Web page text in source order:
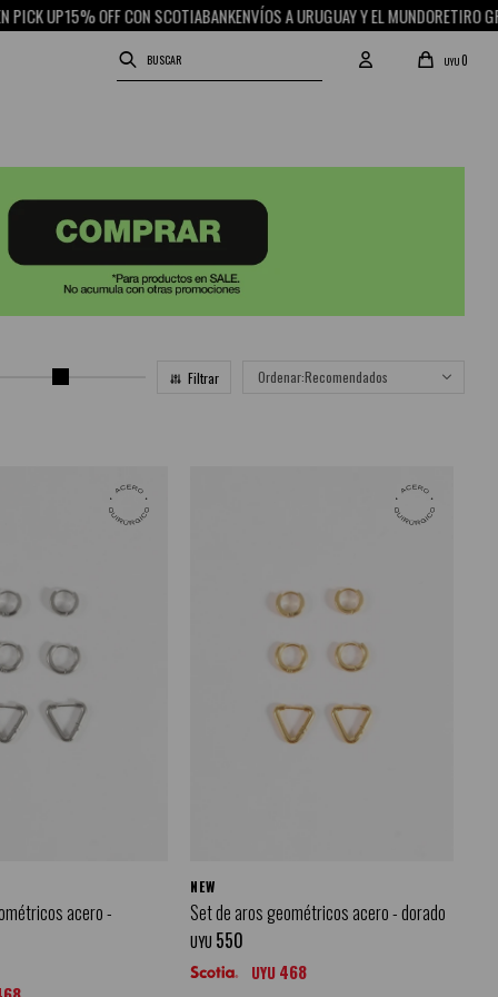
15% OFF CON SCOTIABANKENVÍOS A URUGUAY Y EL MUNDORETIRO GRATIS EN
UYU0
Recomendados
acero -
NEW
Set de aros geométricos acero - dorado
UYU 550
UYU 468